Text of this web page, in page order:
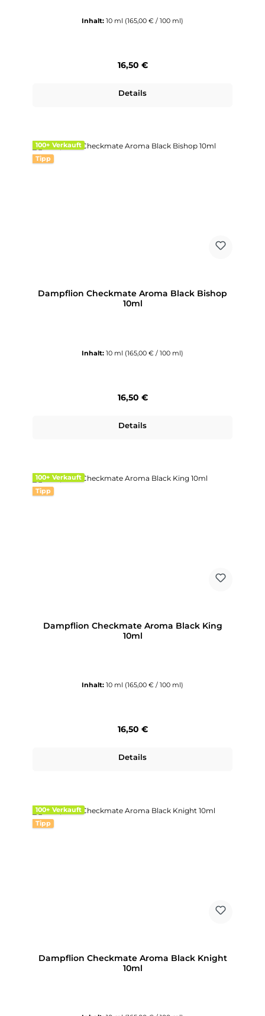
Inhalt: 10 ml (165,00 € / 100 ml)
Regulärer Preis:
16,50 €
Details
100+ Verkauft
Tipp
Dampflion Checkmate Aroma Black Bishop
10ml
Inhalt: 10 ml (165,00 € / 100 ml)
Regulärer Preis:
16,50 €
Details
100+ Verkauft
Tipp
Dampflion Checkmate Aroma Black King
10ml
Inhalt: 10 ml (165,00 € / 100 ml)
Regulärer Preis:
16,50 €
Details
100+ Verkauft
Tipp
Dampflion Checkmate Aroma Black Knight
10ml